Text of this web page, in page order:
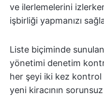
ve ilerlemelerini
işbirliği yapmanızı
Liste biçiminde
yönetimi denetim
her şeyi iki kez
yeni kiracının